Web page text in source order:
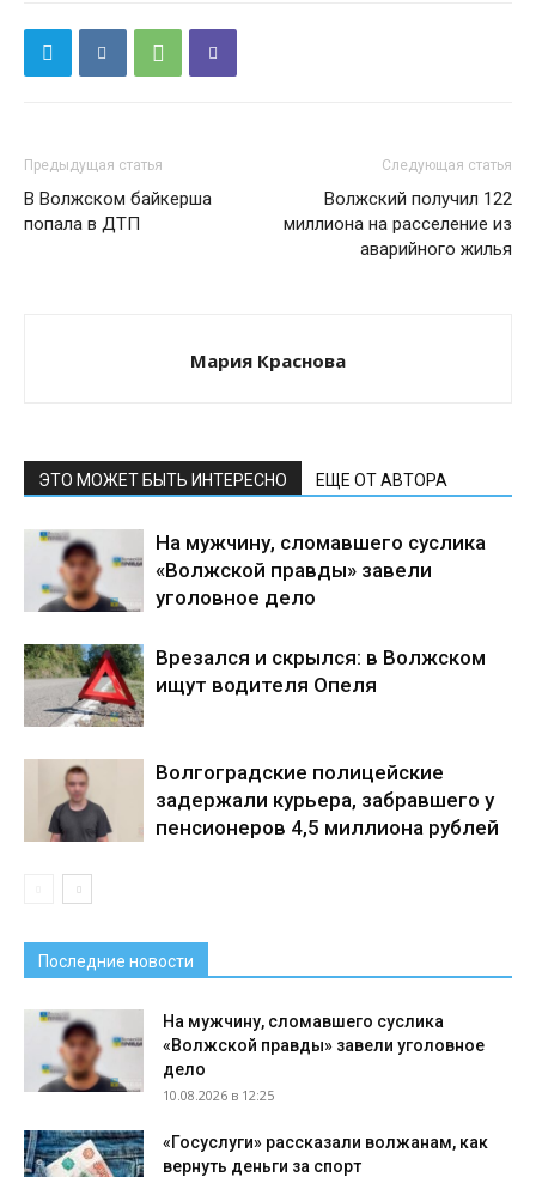
Предыдущая статья
В Волжском байкерша
попала в ДТП
Следующая статья
Волжский получил 122
миллиона на расселение из
аварийного жилья
Мария Краснова
ЭТО МОЖЕТ БЫТЬ ИНТЕРЕСНО ЕЩЕ ОТ АВТОРА
На мужчину, сломавшего суслика
«Волжской правды» завели
уголовное дело
Врезался и скрылся: в Волжском
ищут водителя Опеля
Волгоградские полицейские
задержали курьера, забравшего у
пенсионеров 4,5 миллиона рублей
Последние новости
На мужчину, сломавшего суслика
«Волжской правды» завели уголовное
дело
10.08.2026 в 12:25
«Госуслуги» рассказали волжанам, как
вернуть деньги за спорт